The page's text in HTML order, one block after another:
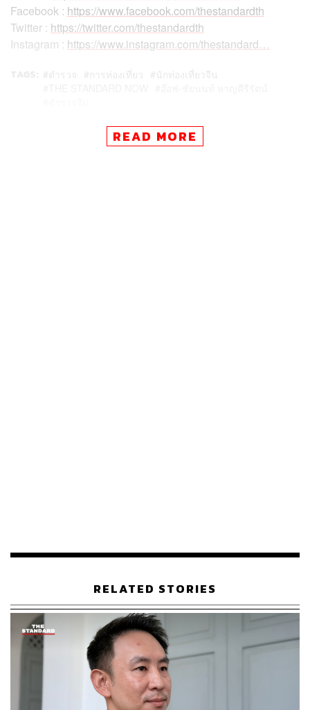
Facebook : https://www.facebook.com/thestandardth
Twitter : https://twitter.com/thestandardth
Instagram : https://www.instagram.com/thestandard…
ตำรวจ การท่องเที่ยว
นักท่องเที่ยวจีน
READ MORE
RELATED STORIES